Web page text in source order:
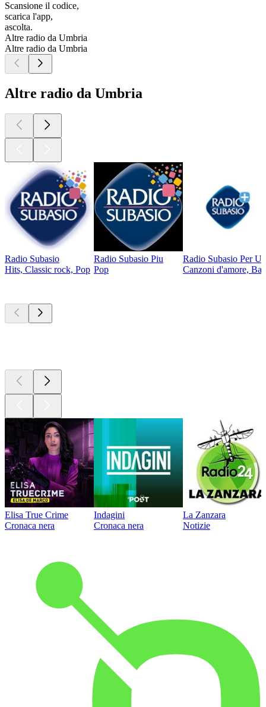
Scansione il codice,
scarica l'app,
ascolta.
Altre radio da Umbria
Altre radio da Umbria
Altre radio da Umbria
Radio Subasio
Hits, Classic rock, Pop
Radio Subasio Piu
Pop
Radio Subasio Per
Canzoni d'amore,
Elisa True Crime
Cronaca nera
Indagini
Cronaca nera
La Zanzara
Notizie